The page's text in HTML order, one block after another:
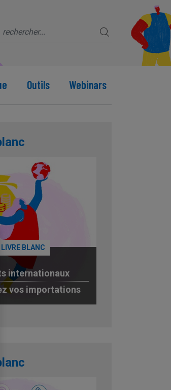
Outils Webinars
LIVRE BLANC
internationaux
vos importations